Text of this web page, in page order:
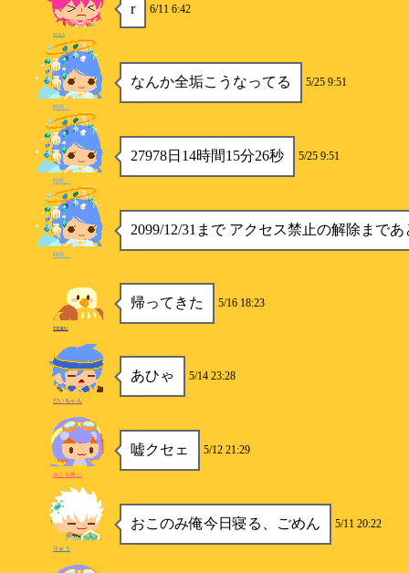
r 6/11 6:42
NAS
なんか全垢こうなってる 5/25 9:51
時雨。
27978日14時間15分26秒 5/25 9:51
時雨。
2099/12/31まで アクセス禁止の解除まであ
時雨。
帰ってきた 5/16 18:23
TERU
あひゃ 5/14 23:28
だいちゃん
嘘クセェ 5/12 21:29
みこち推し
おこのみ俺今日寝る、ごめん 5/11 20:22
りゅう